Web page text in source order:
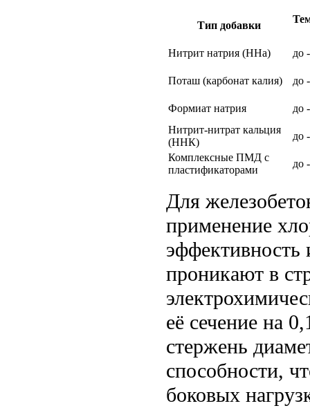
Тип добавки
Нитрит натрия (ННа) до
Поташ (карбонат калия) до
Формиат натрия
до
Нитрит-нитрат кальция
(ННК)
до
Комплексные ПМД с
пластификаторами
до
Для
применение
проникают в
её сечение на
стержень
способности,
боковых